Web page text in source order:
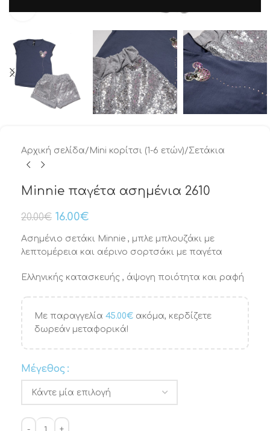
Αρχική σελίδα/ Mini κορίτσι (1-6 ετών)/Σετάκια
Minnie παγέτα ασημένια 2610
20.00€ 16.00€
Ασημένιο σετάκι Minnie , μπλε μπλουζάκι με
λεπτομέρεια και αέρινο σορτσάκι με παγέτα
Ελληνικής κατασκευής , άψογη ποιότητα και ραφή
Με παραγγελία 45.00€ ακόμα, κερδίζετε
δωρεάν μεταφορικά!
Μέγεθος